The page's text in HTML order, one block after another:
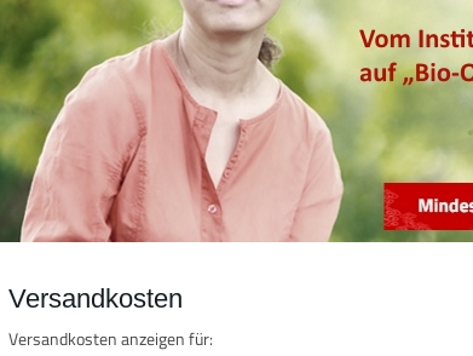
Versandkosten
Versandkosten anzeigen für: